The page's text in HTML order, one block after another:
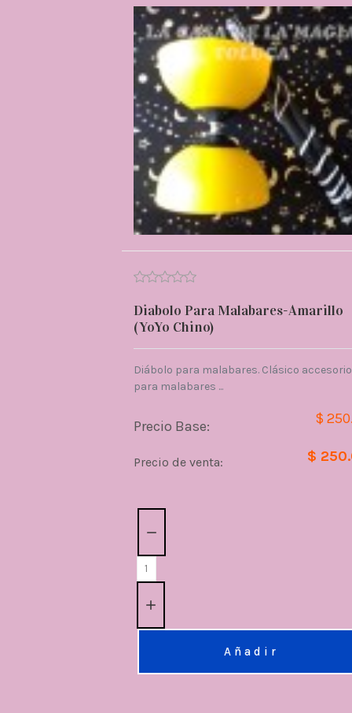
Diabolo Para Malabares-Amarillo
(YoYo Chino)
Diábolo para malabares. Clásico accesorio
para malabares ...
Precio Base: $
Precio de venta: $
Añadir